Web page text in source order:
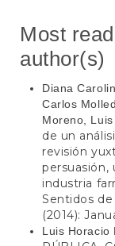
Most
author(s)
Diana
Carlos
Moreno,
de un
revisión
persuasión,
industria
Sentidos de
(2014):
Luis Horacio